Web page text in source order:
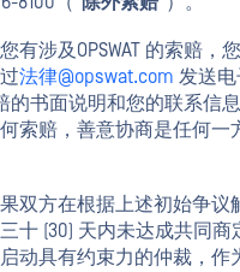
有涉及OPSWAT 的索赔，
法律@opswat.com 发送
的书面说明和您的联系信
索赔，善意协商是任何一
双方在根据上述初始争议
十 (30) 天内未达成共同商
动具有约束力的仲裁，作